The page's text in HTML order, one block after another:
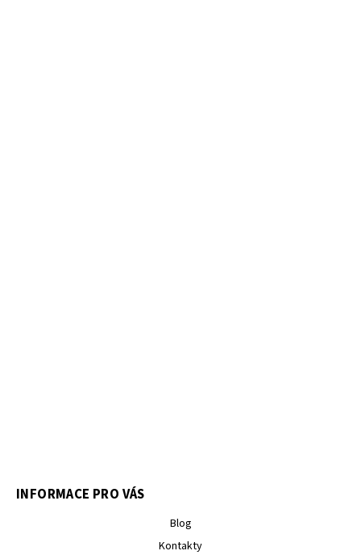
INFORMACE PRO VÁS
Blog
Kontakty